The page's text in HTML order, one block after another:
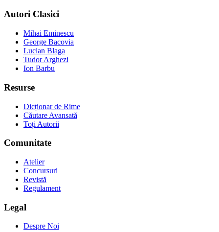
Autori Clasici
Mihai Eminescu
George Bacovia
Lucian Blaga
Tudor Arghezi
Ion Barbu
Resurse
Dicționar de Rime
Căutare Avansată
Toți Autorii
Comunitate
Atelier
Concursuri
Revistă
Regulament
Legal
Despre Noi